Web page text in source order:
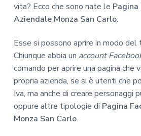
vita? Ecco che sono nate le Pagina
Aziendale Monza San Carlo.
Esse si possono aprire in modo
Chiunque abbia un account
comando per aprire una pagina che
propria azienda, se si è utenti che
Iva, ma anche di creare personaggi
oppure altre tipologie di Pagina
Monza San Carlo.